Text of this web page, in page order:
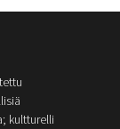
kultturelli